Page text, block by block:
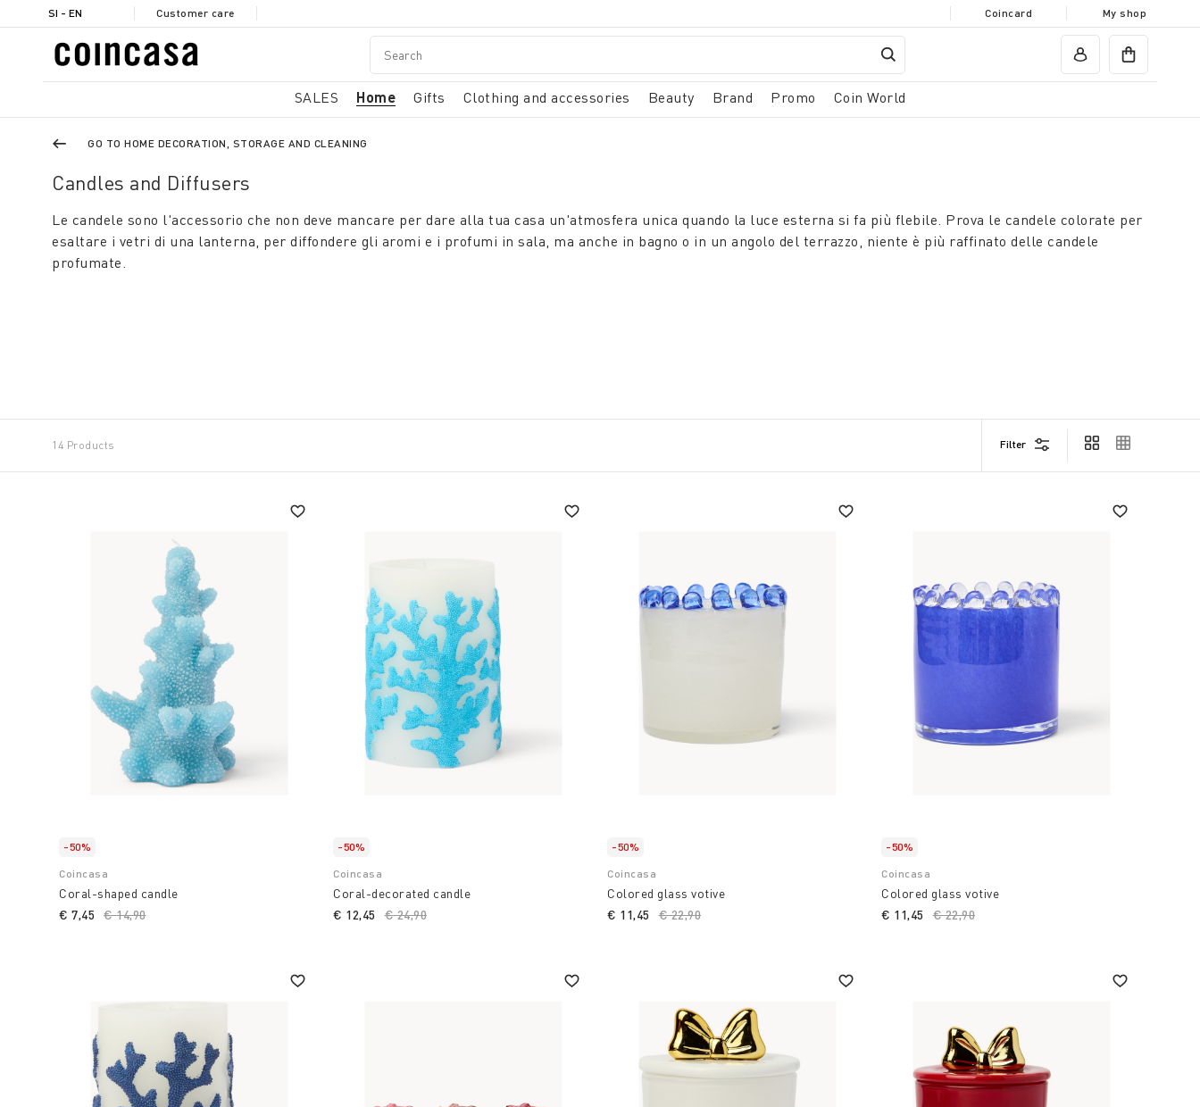
SI - EN Customer care Coincard My shop
SALES Home Gifts Clothing and accessories Beauty Brand Promo Coin World
GO TO HOME DECORATION, STORAGE AND CLEANING
Candles and Diffusers
Le candele sono l'accessorio che non deve mancare per dare alla tua casa un'atmosfera unica quando la luce esterna si fa più flebile. Prova le candele colorate per
esaltare i vetri di una lanterna, per diffondere gli aromi e i profumi in sala, ma anche in bagno o in un angolo del terrazzo, niente è più raffinato delle candele
profumate.
14 Products Filter
-50%
Coincasa
Coral-shaped candle
Price reduced from
€ 14,90to
€ 7,45
-50%
Coincasa
Coral-decorated candle
Price reduced from
€ 24,90
€ 12,45
-50%
Coincasa
Colored glass votive
Price reduced from
€ 22,90
€ 11,45
-50%
Coincasa
Colored glass votive
Price reduced from
€ 22,90
€ 11,45